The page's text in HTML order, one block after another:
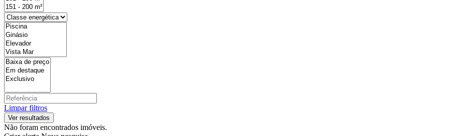
Limpar filtros
Não foram encontrados imóveis.